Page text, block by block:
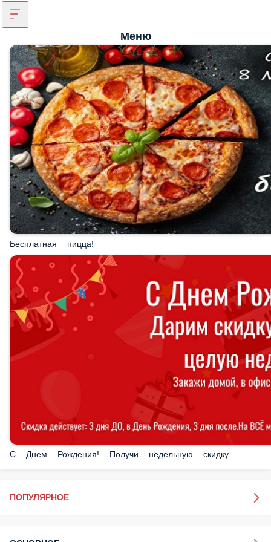
Меню
Бесплатная пицца!
С Днем Рождения! Получи недельную скидку.
ПОПУЛЯРНОЕ